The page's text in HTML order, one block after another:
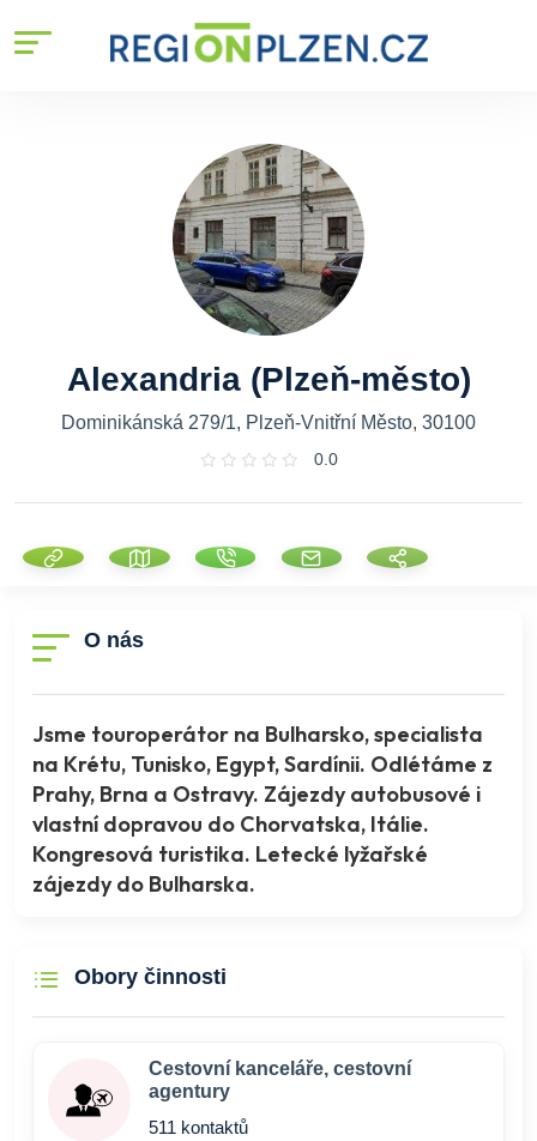
Alexandria (Plzeň-město)
Dominikánská 279/1, Plzeň-Vnitřní Město, 30100
0.0
O nás
Jsme touroperátor na Bulharsko, specialista
na Krétu, Tunisko, Egypt, Sardínii. Odlétáme z
Prahy, Brna a Ostravy. Zájezdy autobusové i
vlastní dopravou do Chorvatska, Itálie.
Kongresová turistika. Letecké lyžařské
zájezdy do Bulharska.
Obory činnosti
Cestovní kanceláře, cestovní
agentury
511 kontaktů